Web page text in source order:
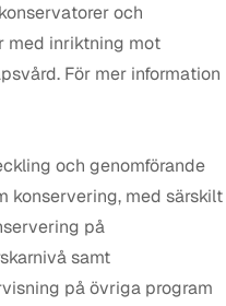
och
med inriktning mot
För mer information
och genomförande
konservering, med särskilt
på
samt
på övriga program